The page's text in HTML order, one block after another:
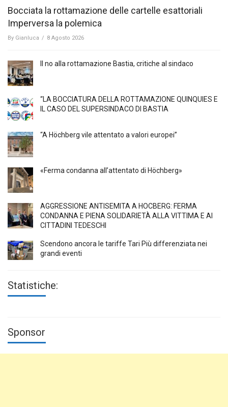
Bocciata la rottamazione delle cartelle esattoriali
Imperversa la polemica
By Gianluca / 8 Agosto 2026
Il no alla rottamazione Bastia, critiche al sindaco
“LA BOCCIATURA DELLA ROTTAMAZIONE QUINQUIES E
IL CASO DEL SUPERSINDACO DI BASTIA
“A Höchberg vile attentato a valori europei”
«Ferma condanna all’attentato di Höchberg»
AGGRESSIONE ANTISEMITA A HÖCBERG: FERMA
CONDANNA E PIENA SOLIDARIETÀ ALLA VITTIMA E AI
CITTADINI TEDESCHI
Scendono ancora le tariffe Tari Più differenziata nei
grandi eventi
Statistiche:
Sponsor